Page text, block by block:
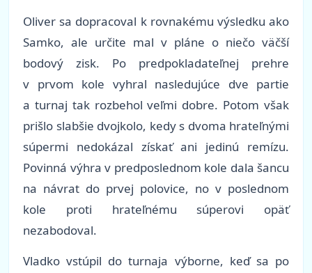
Oliver sa dopracoval k rovnakému výsledku ako
Samko, ale určite mal v pláne o niečo väčší
bodový zisk. Po predpokladateľnej prehre
v prvom kole vyhral nasledujúce dve partie
a turnaj tak rozbehol veľmi dobre. Potom však
prišlo slabšie dvojkolo, kedy s dvoma hrateľnými
súpermi nedokázal získať ani jedinú remízu.
Povinná výhra v predposlednom kole dala šancu
na návrat do prvej polovice, no v poslednom
kole proti hrateľnému súperovi opäť
nezabodoval.
Vladko vstúpil do turnaja výborne, keď sa po